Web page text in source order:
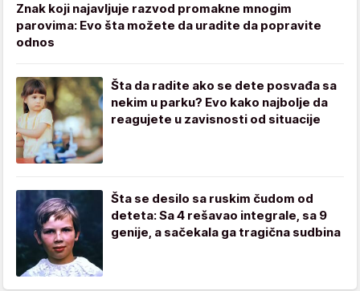
Znak koji najavljuje razvod promakne mnogim
parovima: Evo šta možete da uradite da popravite
odnos
Šta da radite ako se dete posvađa sa
nekim u parku? Evo kako najbolje da
reagujete u zavisnosti od situacije
Šta se desilo sa ruskim čudom od
deteta: Sa 4 rešavao integrale, sa 9
genije, a sačekala ga tragična sudbina